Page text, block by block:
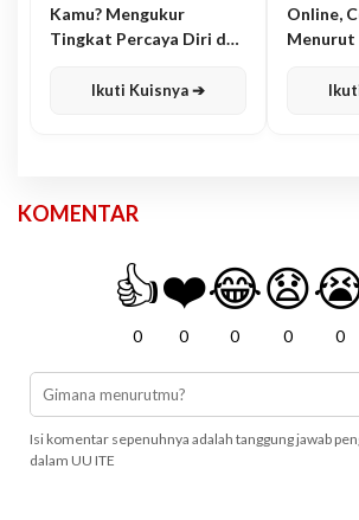
Kamu? Mengukur
Tingkat Percaya Diri dan
Ikuti Kuisnya ➔
Online,
Menurut
KOMENTAR
👍
0
❤️
0
😂
0
😧
0 0
Isi komentar sepenuhnya adalah tanggung jawab
dalam UU ITE